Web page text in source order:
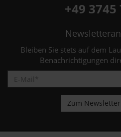
+49 3745
Bleiben Sie stets auf dem
Benachrichtigungen